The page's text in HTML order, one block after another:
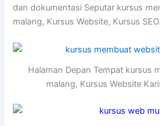
dan dokumentasi Seputar kursus
malang, Kursus Website, Kursus SEO.
Halaman Depan Tempat kursus
malang, Kursus Website